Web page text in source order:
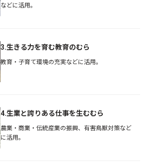
などに活用。
3.生きる力を育む教育のむら
教育・子育て環境の充実などに活用。
4.生業と誇りある仕事を生むむら
農業・商業・伝統産業の振興、有害鳥獣対策など
に活用。